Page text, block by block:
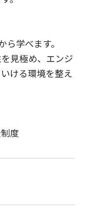
学べます。
見極め、エンジ
ける環境を整え
度